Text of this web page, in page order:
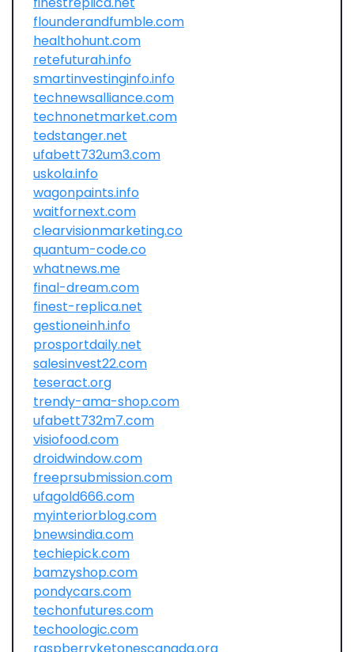
flounderandfumble.com
healthohunt.com
retefuturah.info
smartinvestinginfo.info
technewsalliance.com
technonetmarket.com
tedstanger.net
ufabett732um3.com
uskola.info
wagonpaints.info
waitfornext.com
clearvisionmarketing.co
quantum-code.co
whatnews.me
final-dream.com
finest-replica.net
gestioneinh.info
prosportdaily.net
salesinvest22.com
teseract.org
trendy-ama-shop.com
ufabett732m7.com
visiofood.com
droidwindow.com
freeprsubmission.com
ufagold666.com
myinteriorblog.com
bnewsindia.com
techiepick.com
bamzyshop.com
pondycars.com
techonfutures.com
techoologic.com